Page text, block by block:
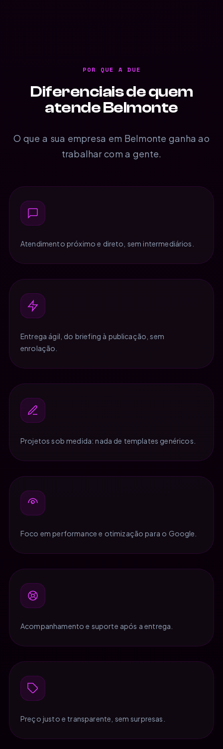
POR QUE A DUE
Diferenciais de quem
atende Belmonte
O que a sua empresa em Belmonte ganha ao
trabalhar com a gente.
Atendimento próximo e direto, sem intermediários.
Entrega ágil, do briefing à publicação, sem
enrolação.
Projetos sob medida: nada de templates genéricos.
Foco em performance e otimização para o Google.
Acompanhamento e suporte após a entrega.
Preço justo e transparente, sem surpresas.